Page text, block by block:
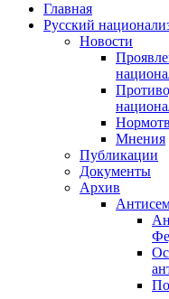
Главная
Русский
Новости
Мнения
Публикации
Документы
Архив